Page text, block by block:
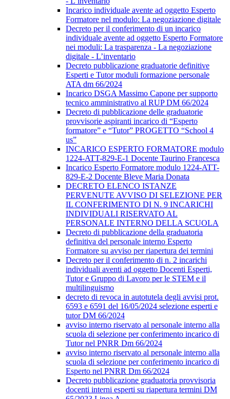
Incarico individuale avente ad oggetto Esperto
Formatore nel modulo: La negoziazione digitale
Decreto per il conferimento di un incarico
individuale avente ad oggetto Esperto Formatore
nei moduli: La trasparenza - La negoziazione
digitale - L’inventario
Decreto pubblicazione graduatorie definitive
Esperti e Tutor moduli formazione personale
ATA dm 66/2024
Incarico DSGA Massimo Capone per supporto
tecnico amministrativo al RUP DM 66/2024
Decreto di pubblicazione delle graduatorie
provvisorie aspiranti incarico di “Esperto
formatore” e “Tutor” PROGETTO “School 4
us”
INCARICO ESPERTO FORMATORE modulo
1224-ATT-829-E-1 Docente Taurino Francesca
Incarico Esperto Formatore modulo 1224-ATT-
829-E-2 Docente Bleve Maria Donata
DECRETO ELENCO ISTANZE
PERVENUTE AVVISO DI SELEZIONE PER
IL CONFERIMENTO DI N. 9 INCARICHI
INDIVIDUALI RISERVATO AL
PERSONALE INTERNO DELLA SCUOLA
Decreto di pubblicazione della graduatoria
definitiva del personale interno Esperto
Formatore su avviso per riapertura dei termini
Decreto per il conferimento di n. 2 incarichi
individuali aventi ad oggetto Docenti Esperti,
Tutor e Gruppo di Lavoro per le STEM e il
multilinguismo
decreto di revoca in autotutela degli avvisi prot.
6593 e 6591 del 16/05/2024 selezione esperti e
tutor DM 66/2024
avviso interno riservato al personale interno alla
scuola di selezione per conferimento incarico di
Tutor nel PNRR Dm 66/2024
avviso interno riservato al personale interno alla
scuola di selezione per conferimento incarico di
Esperto nel PNRR Dm 66/2024
Decreto pubblicazione graduatoria provvisoria
docenti interni esperti su riapertura termini DM